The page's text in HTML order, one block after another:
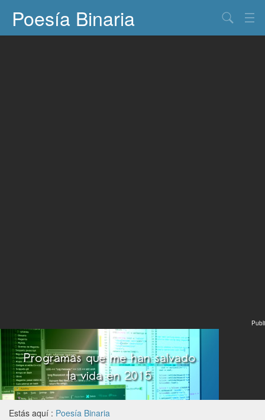
Poesía Binaria
Publi
Estás aquí : Poesía Binaria